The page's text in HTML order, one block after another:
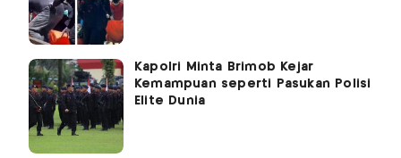
Kapolri Minta Brimob Kejar
Kemampuan seperti Pasukan Polisi
Elite Dunia